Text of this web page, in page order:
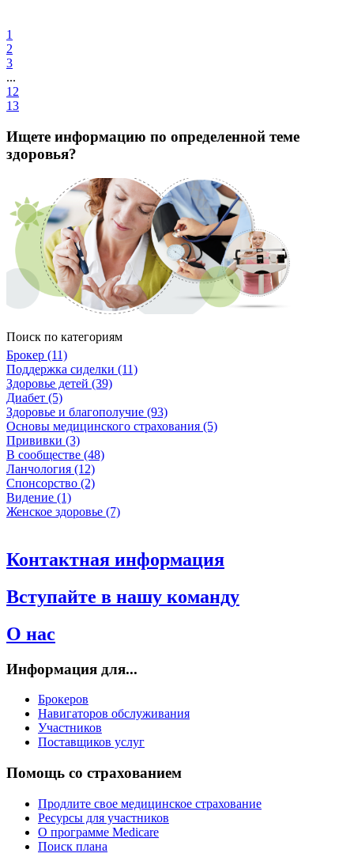
1
2
3
...
12
13
Ищете информацию по определенной теме
здоровья?
Поиск по категориям
Брокер (11)
Поддержка сиделки (11)
Здоровье детей (39)
Диабет (5)
Здоровье и благополучие (93)
Основы медицинского страхования (5)
Прививки (3)
В сообществе (48)
Ланчология (12)
Спонсорство (2)
Видение (1)
Женское здоровье (7)
Контактная информация
Вступайте в нашу команду
О нас
Информация для...
Брокеров
Навигаторов обслуживания
Участников
Поставщиков услуг
Помощь со страхованием
Продлите свое медицинское страхование
Ресурсы для участников
О программе Medicare
Поиск плана